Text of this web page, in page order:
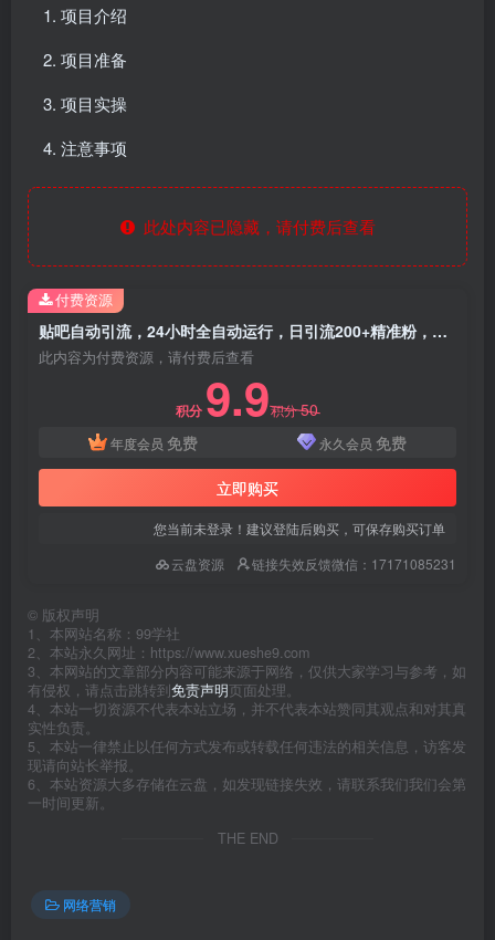
项目介绍
项目准备
项目实操
注意事项
此处内容已隐藏，请付费后查看
贴吧自动引流，24小时全自动运行，日引流200+精准粉，轻松变现
此内容为付费资源，请付费后查看
积分 9.9积分50
年度会员 免费 永久会员 免费
立即购买
您当前未登录！建议登陆后购买，可保存购买订单
云盘资源
链接失效反馈微信：17171085231
付费资源
© 版权声明
1、本网站名称：99学社
2、本站永久网址：https://www.xueshe9.com
3、本网站的文章部分内容可能来源于网络，仅供大家学习与参考，如
有侵权，请点击跳转到免责声明页面处理。
4、本站一切资源不代表本站立场，并不代表本站赞同其观点和对其真
实性负责。
5、本站一律禁止以任何方式发布或转载任何违法的相关信息，访客发
现请向站长举报。
6、本站资源大多存储在云盘，如发现链接失效，请联系我们我们会第
一时间更新。
THE END
网络营销